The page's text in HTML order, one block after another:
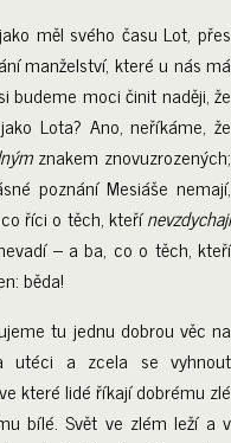
měl svého času Lot, přes
manželství, které u nás má
budeme moci činit naději, že
Lota? Ano, neříkáme, že
znakem znovuzrozených;
poznání Mesiáše nemají,
říci o těch, kteřínevzdychají
– a ba, co o těch, kteří
běda!
tu jednu dobrou věc na
utéci a zcela se vyhnout
které lidé říkají dobrému zlé
bílé. Svět ve zlém leží a v